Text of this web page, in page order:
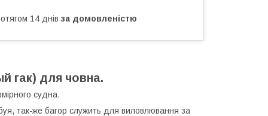
14 днів за домовленістю
гак) для човна.
судна.
так-же багор служить для виловлювання за